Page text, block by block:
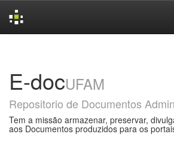
E-docUFAM
Repositorio de Documentos
Tem a missão armazenar, preservar,
aos Documentos produzidos para os